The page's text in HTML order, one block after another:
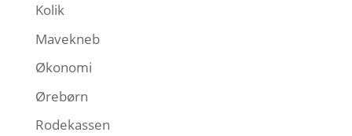
Kolik
Mavekneb
Økonomi
Ørebørn
Rodekassen